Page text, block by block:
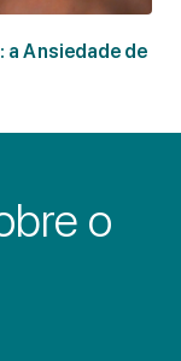
a Ansiedade de
o